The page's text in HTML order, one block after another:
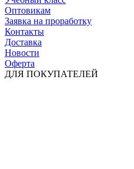
Оптовикам
Заявка на проработку
Контакты
Доставка
Новости
Оферта
ДЛЯ ПОКУПАТЕЛЕЙ